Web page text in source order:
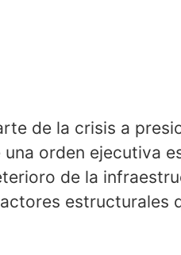
de la crisis a
orden ejecutiva
de la
estructurales